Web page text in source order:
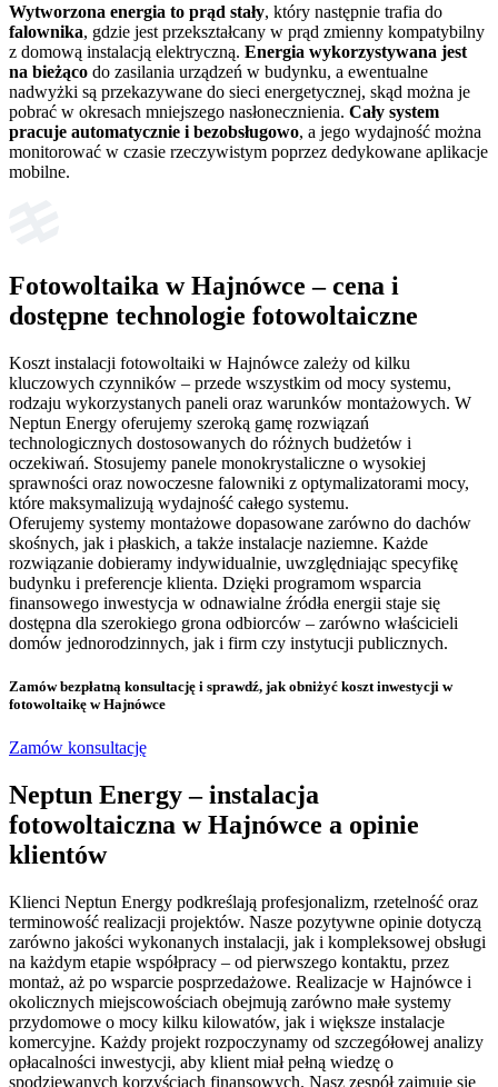
Wytworzona energia to prąd stały, który następnie trafia do
falownika, gdzie jest przekształcany w prąd zmienny kompatybilny
z domową instalacją elektryczną. Energia wykorzystywana jest
na bieżąco do zasilania urządzeń w budynku, a ewentualne
nadwyżki są przekazywane do sieci energetycznej, skąd można je
pobrać w okresach mniejszego nasłonecznienia. Cały system
pracuje automatycznie i bezobsługowo, a jego wydajność można
monitorować w czasie rzeczywistym poprzez dedykowane aplikacje
mobilne.
Fotowoltaika w Hajnówce – cena i
dostępne technologie fotowoltaiczne
Koszt instalacji fotowoltaiki w Hajnówce zależy od kilku
kluczowych czynników – przede wszystkim od mocy systemu,
rodzaju wykorzystanych paneli oraz warunków montażowych. W
Neptun Energy oferujemy szeroką gamę rozwiązań
technologicznych dostosowanych do różnych budżetów i
oczekiwań. Stosujemy panele monokrystaliczne o wysokiej
sprawności oraz nowoczesne falowniki z optymalizatorami mocy,
które maksymalizują wydajność całego systemu.
Oferujemy systemy montażowe dopasowane zarówno do dachów
skośnych, jak i płaskich, a także instalacje naziemne. Każde
rozwiązanie dobieramy indywidualnie, uwzględniając specyfikę
budynku i preferencje klienta. Dzięki programom wsparcia
finansowego inwestycja w odnawialne źródła energii staje się
dostępna dla szerokiego grona odbiorców – zarówno właścicieli
domów jednorodzinnych, jak i firm czy instytucji publicznych.
Zamów bezpłatną konsultację i sprawdź, jak obniżyć koszt inwestycji w
fotowoltaikę w Hajnówce
Zamów konsultację
Neptun Energy – instalacja
fotowoltaiczna w Hajnówce a opinie
klientów
Klienci Neptun Energy podkreślają profesjonalizm, rzetelność oraz
terminowość realizacji projektów. Nasze pozytywne opinie dotyczą
zarówno jakości wykonanych instalacji, jak i kompleksowej obsługi
na każdym etapie współpracy – od pierwszego kontaktu, przez
montaż, aż po wsparcie posprzedażowe. Realizacje w Hajnówce i
okolicznych miejscowościach obejmują zarówno małe systemy
przydomowe o mocy kilku kilowatów, jak i większe instalacje
komercyjne. Każdy projekt rozpoczynamy od szczegółowej analizy
opłacalności inwestycji, aby klient miał pełną wiedzę o
spodziewanych korzyściach finansowych. Nasz zespół zajmuje się